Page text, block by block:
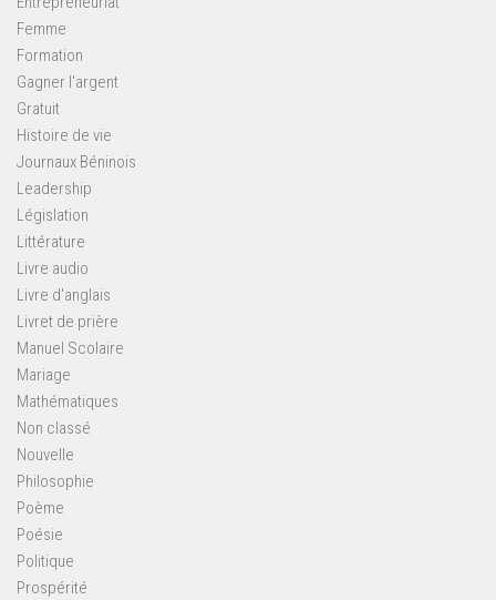
Femme
Formation
Gagner l'argent
Gratuit
Histoire de vie
Journaux Béninois
Leadership
Législation
Littérature
Livre audio
Livre d'anglais
Livret de prière
Manuel Scolaire
Mariage
Mathématiques
Non classé
Nouvelle
Philosophie
Poème
Poésie
Politique
Prospérité